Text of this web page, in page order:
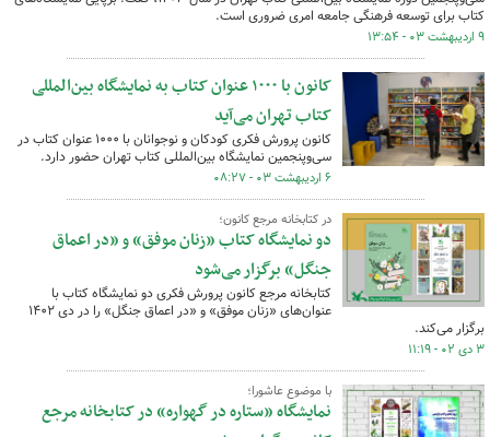
کتاب برای توسعه فرهنگی جامعه امری ضروری است.
۹ اردیبهشت ۰۳ - ۱۳:۵۴
کانون با ۱۰۰۰ عنوان کتاب به نمایشگاه بین‌المللی
کتاب تهران می‌آید
کانون پرورش فکری کودکان و نوجوانان با ۱۰۰۰ عنوان کتاب در
سی‌وپنجمین نمایشگاه بین‌المللی کتاب تهران حضور دارد.
۶ اردیبهشت ۰۳ - ۰۸:۲۷
در کتابخانه مرجع کانون؛
دو نمایشگاه کتاب «زنان موفق» و «در اعماق
جنگل» برگزار می‌شود
کتابخانه مرجع کانون پرورش فکری دو نمایشگاه کتاب با
عنوان‌های «زنان موفق» و «در اعماق جنگل» را در دی ۱۴۰۲
برگزار می‌کند.
۳ دی ۰۲ - ۱۱:۱۹
با موضوع عاشورا؛
نمایشگاه «ستاره در گهواره» در کتابخانه مرجع